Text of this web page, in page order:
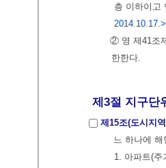
층 이하이고
2014.10.17.>
② 영 제41조
한한다.
제3절 지구단
제15조(도시지
느 하나에
1. 아파트(